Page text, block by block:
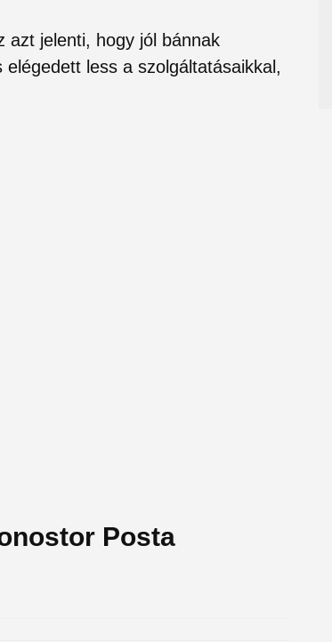
azt jelenti, hogy jól bánnak
less a szolgáltatásaikkal,
Posta